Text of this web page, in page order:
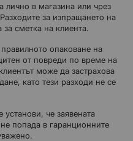
лично в магазина или чрез
за изпращането на
сметка на клиента.
опаковане на
от повреди по време на
може да застрахова
като тези разходи не се
че заявената
попада в гаранционните